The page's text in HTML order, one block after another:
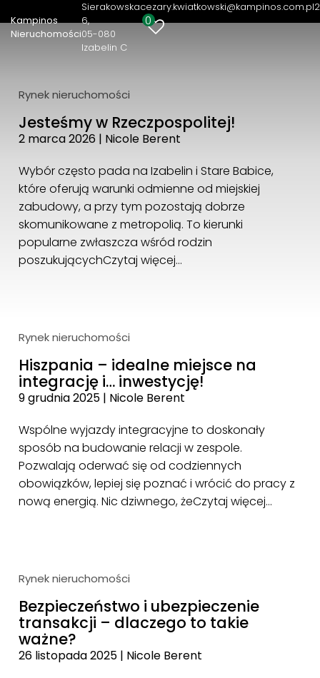
Kampinos
Nieruchomości
Sierakowska
6
05-080
Izabelin C
cezary.kwiatkowski@kampinos.com.pl
0
Kampinos Nieruchomości
Sierakowska 6
22 721 82 36
cezary.kwiatkowski@kampinos.com.pl
Rynek nieruchomości
Jesteśmy w Rzeczpospolitej!
2 marca 2026 | Nicole Berent
Wybór często pada na Izabelin i Stare Babice,
które oferują warunki odmienne od miejskiej
zabudowy, a przy tym pozostają dobrze
skomunikowane z metropolią. To kierunki
popularne zwłaszcza wśród rodzin
poszukującychCzytaj więcej…
Rynek nieruchomości
Hiszpania – idealne miejsce na
integrację i… inwestycję!
9 grudnia 2025 | Nicole Berent
Wspólne wyjazdy integracyjne to doskonały
sposób na budowanie relacji w zespole.
Pozwalają oderwać się od codziennych
obowiązków, lepiej się poznać i wrócić do pracy z
nową energią. Nic dziwnego, żeCzytaj więcej…
Rynek nieruchomości
Bezpieczeństwo i ubezpieczenie
transakcji – dlaczego to takie
ważne?
26 listopada 2025 | Nicole Berent